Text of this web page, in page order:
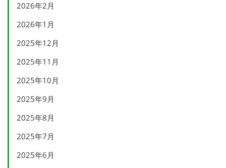
2026年2月
2026年1月
2025年12月
2025年11月
2025年10月
2025年9月
2025年8月
2025年7月
2025年6月